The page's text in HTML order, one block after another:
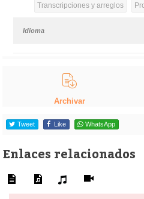
Transcripciones y arreglos
Idioma
Archivar
Tweet Like WhatsApp
Enlaces relacionados